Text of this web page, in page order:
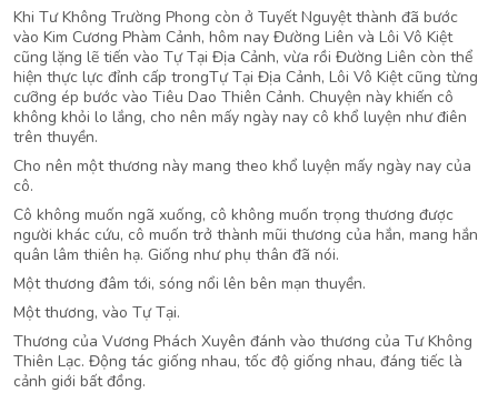
Khi Tư Không Trường Phong còn ở Tuyết Nguyệt thành đã bước
vào Kim Cương Phàm Cảnh, hôm nay Đường Liên và Lôi Vô Kiệt
cũng lặng lẽ tiến vào Tự Tại Địa Cảnh, vừa rồi Đường Liên còn thể
hiện thực lực đỉnh cấp trongTự Tại Địa Cảnh, Lôi Vô Kiệt cũng từng
cưỡng ép bước vào Tiêu Dao Thiên Cảnh. Chuyện này khiến cô
không khỏi lo lắng, cho nên mấy ngày nay cô khổ luyện như điên
trên thuyền.
Cho nên một thương này mang theo khổ luyện mấy ngày nay của
cô.
Cô không muốn ngã xuống, cô không muốn trọng thương được
người khác cứu, cô muốn trở thành mũi thương của hắn, mang hắn
quân lâm thiên hạ. Giống như phụ thân đã nói.
Một thương đâm tới, sóng nổi lên bên mạn thuyền.
Một thương, vào Tự Tại.
Thương của Vương Phách Xuyên đánh vào thương của Tư Không
Thiên Lạc. Động tác giống nhau, tốc độ giống nhau, đáng tiếc là
cảnh giới bất đồng.